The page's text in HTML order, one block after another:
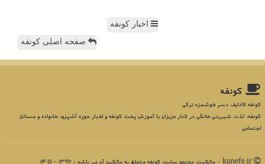
اخبار کونفه
صفحه اصلی کونفه
كونفه
کونفه کادایف دسر خوشمزه ترکی
کونفه، لذت شیرینی خانگی در کنار عزیزان با آموزش پخت کونفه و اخبار حوزه آشپزی، خانواده و مسائل
اجتماعی